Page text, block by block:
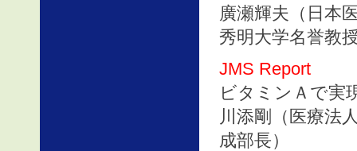
廣瀬輝夫（日本
秀明大学名誉教
JMS Report
ビタミンＡで実
川添剛（医療法
成部長）